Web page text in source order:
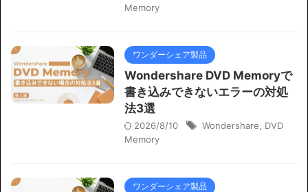
Memory
ワンダーシェア製品
Wondershare DVD Memoryで
書き込みできないエラーの対処
法3選
2026/8/10 Wondershare
DVD
Memory
ワンダーシェア製品